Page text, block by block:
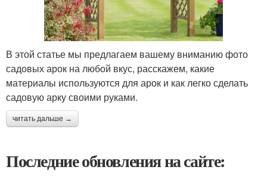
В этой статье мы предлагаем вашему вниманию фото
садовых арок на любой вкус, расскажем, какие
материалы используются для арок и как легко сделать
садовую арку своими руками.
читать дальше →
Последние обновления на сайте: